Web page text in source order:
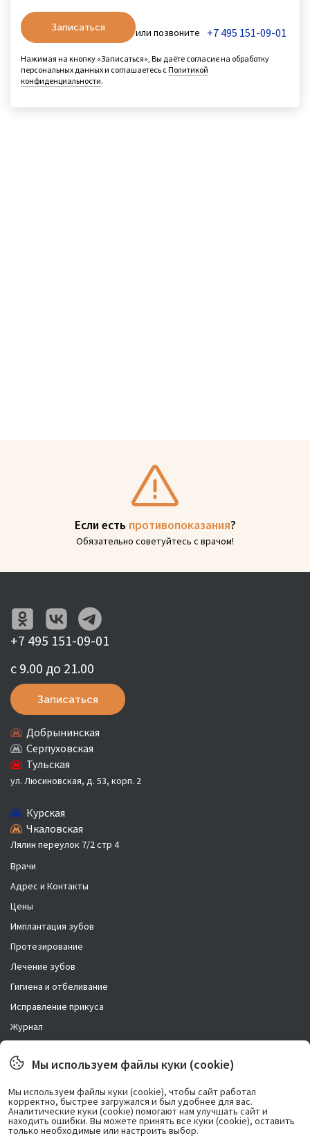
Записаться или позвоните +7 495 151-09-01
Нажимая на кнопку «Записаться», Вы даёте согласие на обработку
персональных данных и соглашаетесь сПолитикой
конфиденциальности.
Если есть противопоказания?
Обязательно советуйтесь с врачом!
Врачи
Адрес и Контакты
Цены
Имплантация зубов
Протезирование
Лечение зубов
Гигиена и отбеливание
Исправление прикуса
Журнал
Правовая информация
Возможно лечение в рассрочку.
+7 495 151-09-01
с 9.00 до 21.00
Записаться
Добрынинская
Серпуховская
Тульская
ул. Люсиновская, д. 53, корп. 2
Курская
Чкаловская
Лялин переулок 7/2 стр 4
Мы используем файлы куки (cookie)
Мы используем файлы куки (cookie), чтобы сайт работал
корректно, быстрее загружался и был удобнее для вас.
Аналитические куки (cookie) помогают нам улучшать сайт и
находить ошибки. Вы можете принять все куки (cookie), оставить
только необходимые или настроить выбор.